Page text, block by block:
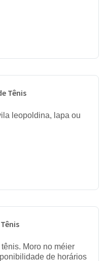
Tênis
leopoldina, lapa ou
Moro no méier
de horários